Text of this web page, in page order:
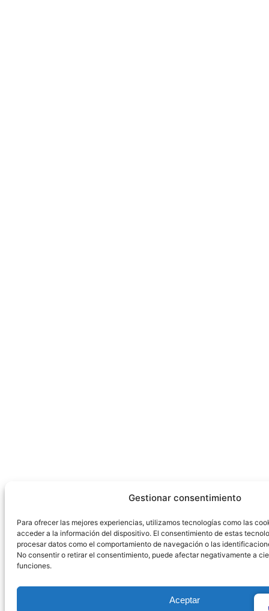
Gestionar consentimiento
Para ofrecer las mejores experiencias, utilizamos tecnologías como las
acceder a la información del dispositivo. El consentimiento de estas
procesar datos como el comportamiento de navegación o las
No consentir o retirar el consentimiento, puede afectar negativamente a
funciones.
Aceptar